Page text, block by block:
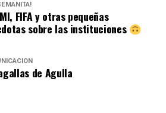
FIFA y otras pequeñas
sobre las instituciones
de Agulla